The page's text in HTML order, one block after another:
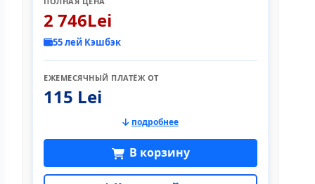
2 746Lei
55 лей Кэшбэк
ЕЖЕМЕСЯЧНЫЙ ПЛАТЁЖ ОТ
115 Lei
подробнее
В корзину